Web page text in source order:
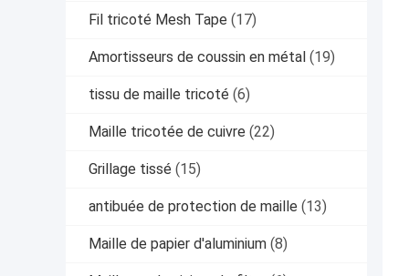
Fil tricoté Mesh Tape (17)
Amortisseurs de coussin en métal (19)
tissu de maille tricoté (6)
Maille tricotée de cuivre (22)
Grillage tissé (15)
antibuée de protection de maille (13)
Maille de papier d'aluminium (8)